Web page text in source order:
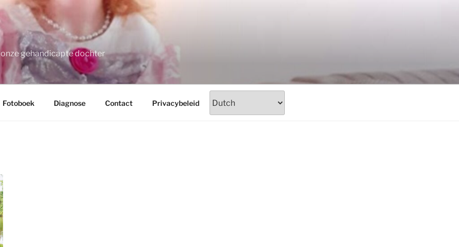
gehandicapte dochter
Fotoboek Diagnose Contact Privacybeleid